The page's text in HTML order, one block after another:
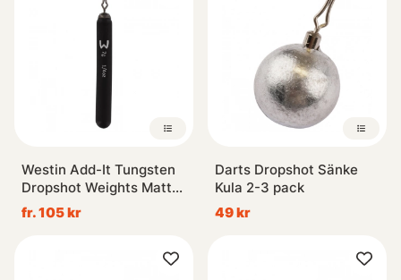
Westin Add-It Tungsten
Dropshot Weights Matte
Black
fr. 105 kr
Darts Dropshot Sänke
Kula 2-3 pack
49 kr